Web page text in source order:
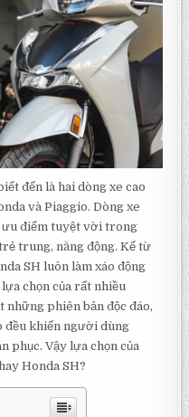
đến là hai dòng xe cao
và Piaggio. Dòng xe
điểm tuyệt vời trong
trung, năng động. Kể từ
SH luôn làm xáo động
chọn của rất nhiều
những phiên bản độc đáo,
đều khiến người dùng
phục. Vậy lựa chọn của
Honda SH?